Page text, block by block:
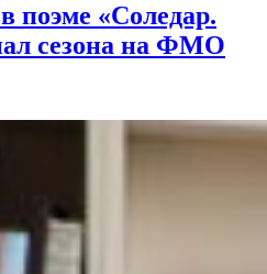
поэме «Соледар.
сезона на ФМО